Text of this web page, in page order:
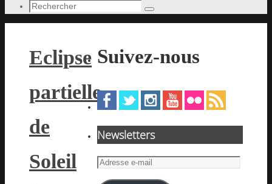
Recherche
Rechercher
Eclipse
partielle
de
Soleil
Suivez-nous
Newsletters
Adresse